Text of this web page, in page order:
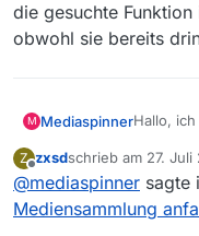
die gesuchte
obwohl sie bereits
M MediaspinnerHallo,
mich nun
Schaut
nach, ob
diese
Das
die
Z
Offline
zxsdschrieb am 27. Juli
zuletzt editiert von
@mediaspinner sagte
Mediensammlung